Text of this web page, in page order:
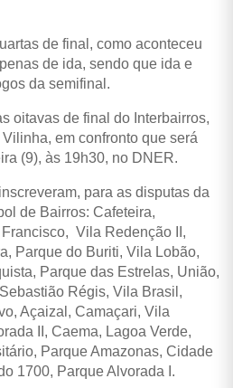
de final, como aconteceu
de ida, sendo que ida e
da semifinal.
oitavas de final do Interbairros,
em confronto que será
(9), às 19h30, no DNER.
para as disputas da
de Bairros: Cafeteira,
Vila Redenção II,
Parque do Buriti, Vila Lobão,
Parque das Estrelas, União,
Régis, Vila Brasil,
Açaizal, Camaçari, Vila
II, Caema, Lagoa Verde,
Parque Amazonas, Cidade
1700, Parque Alvorada I.